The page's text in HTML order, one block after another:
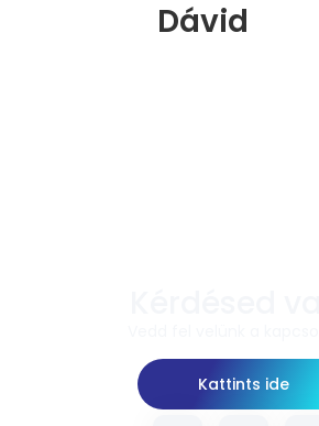
Dávid
Kattints ide